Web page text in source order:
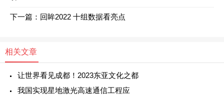
下一篇： 回眸2022 十组数据看亮点
相关文章
让世界看见成都！2023东亚文化之都
我国实现星地激光高速通信工程应